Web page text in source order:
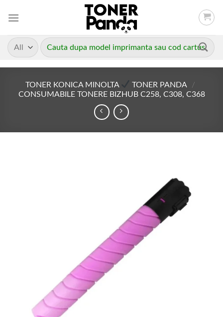
Caută
după:
TONER KONICA MINOLTA TONER PANDA
/
CONSUMABILE TONERE BIZHUB C258, C308, C368